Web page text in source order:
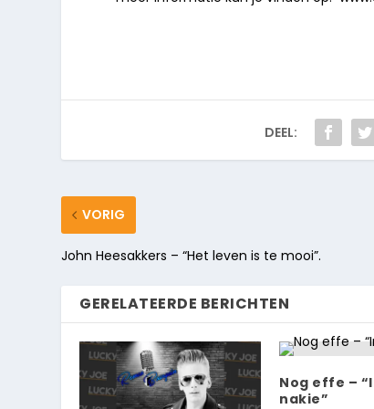
DEEL:
VORIG
John Heesakkers – “Het leven is te mooi”.
GERELATEERDE BERICHTEN
Nog effe –
nakie”